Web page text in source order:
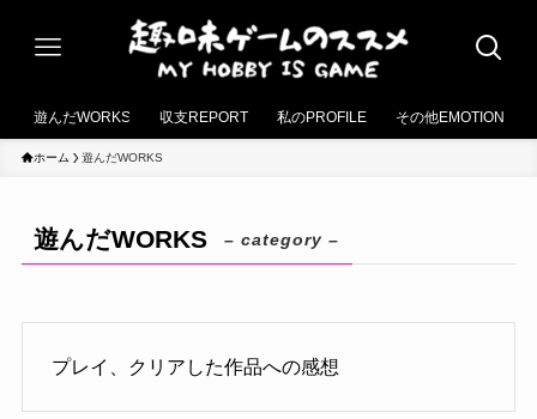
遊んだWORKS 収支REPORT 私のPROFILE その他EMOTION
ホーム 遊んだWORKS
遊んだWORKS – category –
プレイ、クリアした作品への感想